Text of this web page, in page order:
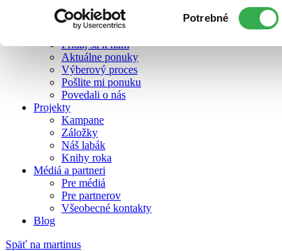
súhlasu
Potrebné
Zelený Martinus
Nerobíme rozdiely
Pridaj sa k nám
Aktuálne ponuky
Výberový proces
Pošlite mi ponuku
Povedali o nás
Projekty
Kampane
Záložky
Náš labák
Knihy roka
Médiá a partneri
Pre médiá
Pre partnerov
Všeobecné kontakty
Blog
Späť na martinus